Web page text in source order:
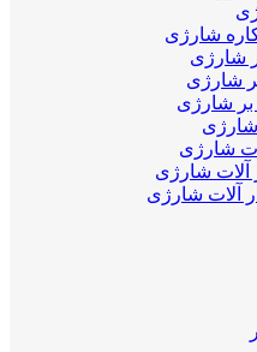
کاره شارژی
شارژی
شارژی
بر شارژی
شارژی
شارژی
آلات شارژی
آلات شارژی